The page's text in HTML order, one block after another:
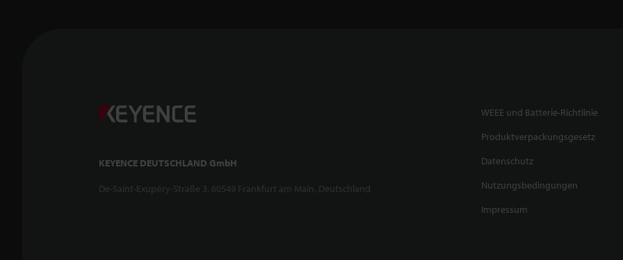
KEYENCE DEUTSCHLAND GmbH
De-Saint-Exupéry-Straße 3, 60549 Frankfurt am Main, Deutschland
WEEE und Batterie-Richtlinie
Produktverpackungsgesetz
Datenschutz
Nutzungsbedingungen
Impressum